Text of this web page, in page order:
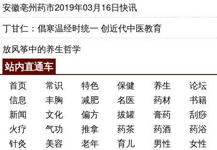
安徽亳州药市2019年03月16日快讯
丁甘仁：倡寒温经时统一 创近代中医教育
放风筝中的养生哲学
站内直通车
首页 常识 特色 保健 养生
论坛
信息
丰胸 减肥 名医 药材
书籍
新闻
文化 偏方 拔罐 膏药
刮痧
火疗
气功 推拿 药茶 药酒
药浴
针灸
美容 老年 育儿 男性 女性